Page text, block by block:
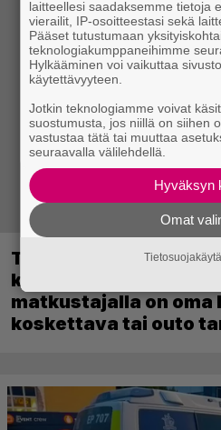
Tulevassa ajopelissä
kyytipalveluyrittäjän
matkustajalla on oma
koskettava tai outo
laitteellesi saadaksemme tietoja
vierailit, IP-osoitteestasi sekä
Pääset tutustumaan
teknologiakumppaneihimme
Hylkääminen voi vaikuttaa
käytettävyyteen.
Jotkin teknologiamme voivat
suostumusta, jos niillä on siihen
vastustaa tätä tai muuttaa
seuraavalla välilehdellä.
Hyväksyn
Omat